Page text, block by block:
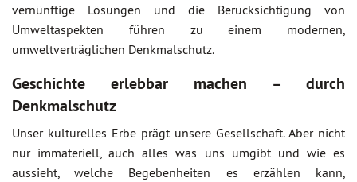
vernünftige Lösungen und die Berücksichtigung von
Umweltaspekten führen zu einem modernen,
umweltverträglichen Denkmalschutz.
Geschichte erlebbar machen – durch
Denkmalschutz
Unser kulturelles Erbe prägt unsere Gesellschaft. Aber nicht
nur immateriell, auch alles was uns umgibt und wie es
aussieht, welche Begebenheiten es erzählen kann,